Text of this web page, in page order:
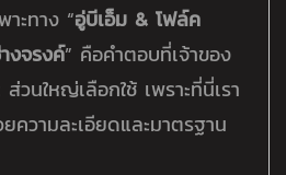
ะทาง “อู่บีเอ็ม & โฟล์ค
งจรงค์” คือคำตอบที่เจ้าของ
วนใหญ่เลือกใช้ เพราะที่นี่เรา
วามละเอียดและมาตรฐาน